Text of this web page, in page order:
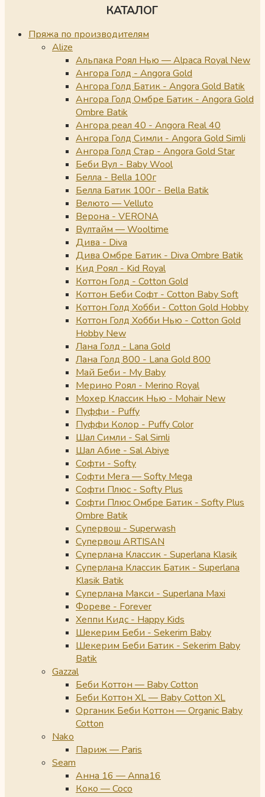
КАТАЛОГ
Пряжа по производителям
Alize
Альпака Роял Нью — Alpaca Royal New
Ангора Голд - Angora Gold
Ангора Голд Батик - Angora Gold Batik
Ангора Голд Омбре Батик - Angora Gold
Ombre Batik
Ангора реал 40 - Angora Real 40
Ангора Голд Симли - Angora Gold Simli
Ангора Голд Стар - Angora Gold Star
Беби Вул - Baby Wool
Белла - Bella 100г
Белла Батик 100г - Bella Batik
Велюто — Velluto
Верона - VERONA
Вултайм — Wooltime
Дива - Diva
Дива Омбре Батик - Diva Ombre Batik
Кид Роял - Kid Royal
Коттон Голд - Cotton Gold
Коттон Беби Софт - Cotton Baby Soft
Коттон Голд Хобби - Cotton Gold Hobby
Коттон Голд Хобби Нью - Cotton Gold
Hobby New
Лана Голд - Lana Gold
Лана Голд 800 - Lana Gold 800
Май Беби - My Baby
Мерино Роял - Merino Royal
Мохер Классик Нью - Mohair New
Пуффи - Puffy
Пуффи Колор - Puffy Color
Шал Симли - Sal Simli
Шал Абие - Sal Abiye
Софти - Softy
Софти Мега — Softy Mega
Софти Плюс - Softy Plus
Софти Плюс Омбре Батик - Softy Plus
Ombre Batik
Супервош - Superwash
Супервош ARTISAN
Суперлана Классик - Superlana Klasik
Суперлана Классик Батик - Superlana
Klasik Batik
Суперлана Макси - Superlana Maxi
Фореве - Forever
Хеппи Кидс - Happy Kids
Шекерим Беби - Sekerim Baby
Шекерим Беби Батик - Sekerim Baby
Batik
Gazzal
Беби Коттон — Baby Cotton
Беби Коттон XL — Baby Cotton XL
Органик Беби Коттон — Organic Baby
Cotton
Nako
Париж — Paris
Seam
Анна 16 — Anna16
Коко — Coco